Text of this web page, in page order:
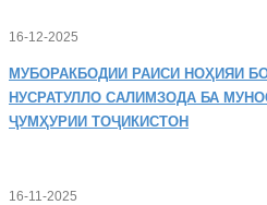
16-12-2025
МУБОРАКБОДИИ РАИСИ НОҲИЯИ
НУСРАТУЛЛО САЛИМЗОДА БА
ҶУМҲУРИИ ТОҶИКИСТОН
16-11-2025